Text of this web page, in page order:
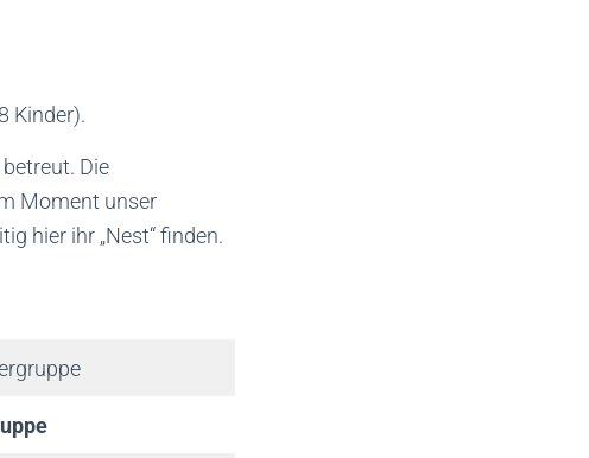
Kinder).
Die
Moment unser
hier ihr „Nest“ finden.